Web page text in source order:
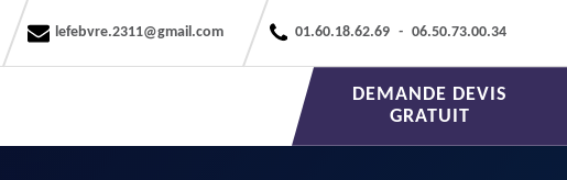
lefebvre.2311@gmail.com 01.60.18.62.69 - 06.50.73.00.34
DEMANDE DEVIS
GRATUIT